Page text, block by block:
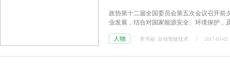
政协第十二届全国委员会第五次会议召开前
业发展，结合对国家能源安全、环境保护，
人物
李书福 自动驾驶技术 2017-03-02